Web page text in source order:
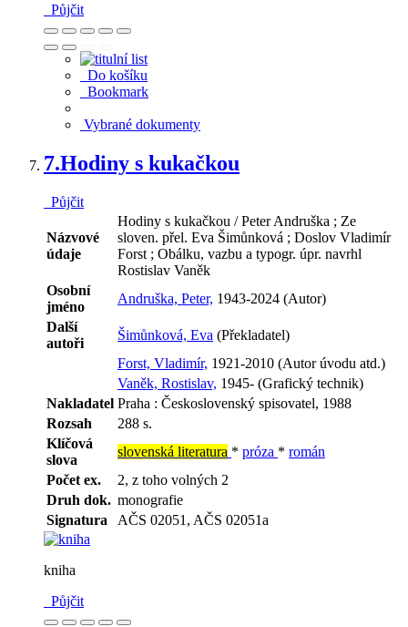
Půjčit
Do košíku
Bookmark
Vybrané dokumenty
7.Hodiny s kukačkou
Půjčit
Názvové
údaje
Hodiny s kukačkou / Peter Andruška ; Ze
sloven. přel. Eva Šimůnková ; Doslov Vladimír
Forst ; Obálku, vazbu a typogr. úpr. navrhl
Rostislav Vaněk
Osobní
jméno
Andruška, Peter, 1943-2024 (Autor)
Další
autoři
Šimůnková, Eva (Překladatel)
Forst, Vladimír, 1921-2010 (Autor úvodu atd.)
Vaněk, Rostislav, 1945- (Grafický technik)
Nakladatel Praha : Československý spisovatel, 1988
Rozsah
288 s.
Klíčová
slova
slovenská literatura * próza * román
Počet ex.
2, z toho volných 2
Druh dok. monografie
Signatura
AČS 02051, AČS 02051a
kniha
Půjčit